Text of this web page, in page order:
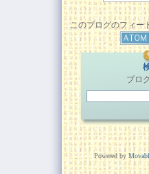
このブログのフィー
ブロ
Powered by